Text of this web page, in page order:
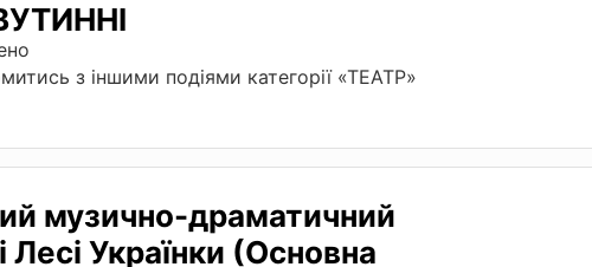
з іншими подіями категорії «ТЕАТР»
музично-драматичний
Лесі Українки (Основна